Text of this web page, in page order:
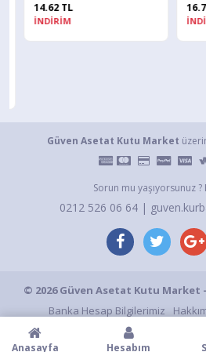
14.62 TL
İNDİRİM
16.72
Güven Asetat Kutu Market
Sorun mu yaşıyorsunuz ?
0212 526 06 64 |
© 2026 Güven Asetat Kutu Market
Banka Hesap Bilgilerimiz
Gizlilik ve Kullanım Şartları
Gizlilik
Anasayfa Hesabım